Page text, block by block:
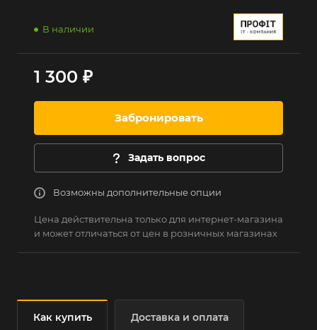
В наличии
1 300 ₽
Забронировать
Задать вопрос
Возможны дополнительные опции
Цена действительна только для интернет-магазина
и может отличаться от цен в розничных магазинах
Как купить Доставка и оплата